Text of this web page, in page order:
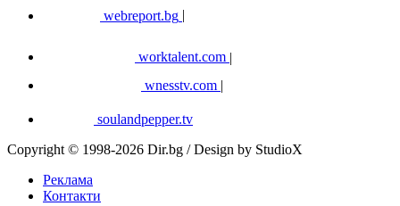
webreport.bg
worktalent.com |
wnesstv.com |
soulandpepper.tv
Copyright © 1998-2026 Dir.bg / Design by StudioX
Реклама
Контакти